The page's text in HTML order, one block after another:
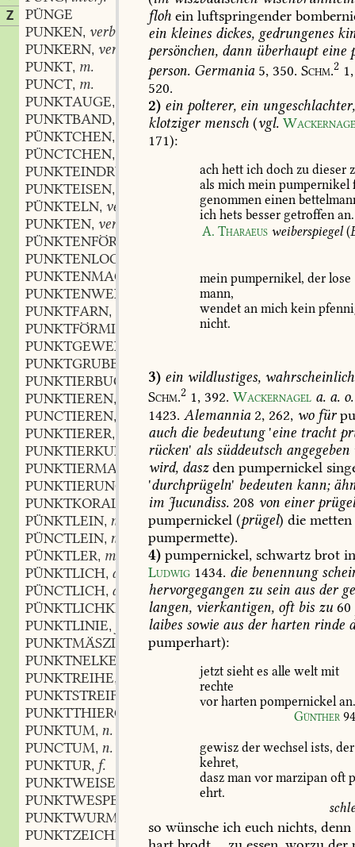
Z
PÜNGE
PUNKEN, verb.
PUNKERN, verb.
PUNKT, m.
PUNCT, m.
PUNKTAUGE,
PUNKTBAND,
PÜNKTCHEN,
PÜNCTCHEN,
PUNKTEINDRUCK
PUNKTEISEN,
PÜNKTELN, verb.
PUNKTEN, verb.
PÜNKTENFÖRMIG
PUNKTENLOCH
PUNKTENMACHER
PUNKTENWEISE
PUNKTFARN,
PUNKTFÖRMIG
PUNKTGEWEBE
PUNKTGRUBE
PUNKTIERBUCH
n.
PUNKTIEREN,
verb.
PUNCTIEREN,
PUNKTIERER,
PUNKTIERKUNST
n.
PUNKTIERMANIER,f.
PUNKTIERUNG
PUNKTKORALLE
PÜNKTLEIN, n.
PÜNCTLEIN, n.
PÜNKTLER, m.
PÜNKTLICH, adj. und adv.
PÜNCTLICH, adj. und adv.
PÜNKTLICHKEIT
f.
PUNKTLINIE,
PUNKTMÄSZIG
PUNKTNELKE
PUNKTREIHE,
PUNKTSTREIF
PUNKTTHIERCHEN
PUNKTUM, n.
PUNCTUM, n.
PUNKTUR, f.
PUNKTWEISE
PUNKTWESPE
PUNKTWURM
PUNKTZEICHEN
n.
floh ein luftspringender
ein kleines dickes, gedrungenes
persönchen, dann überhaupteine
person. Germania5, 350. Schm.2 1,
520.
2) ein polterer, ein ungeschlachter,
klotzigermensch (vgl.
171):
ach hett ich doch zu dieser
als mich mein pumpernikel
genommen einen
ich hets besser getroffen an.
A. Tharaeus weiberspiegel (
mein pumpernikel, der lose
mann,
wendet an mich kein
nicht.
3) ein wildlustiges, wahrscheinlich
Schm.2 1, 392. Wackernagel a. a. o.
1423. Alemannia2, 262, wofür
auch die bedeutung'eine tracht
rücken' als süddeutsch angegeben
wird, daszden pumpernickel
'durchprügeln' bedeuten kann;
im Jucundiss. 208 von einer
pumpernickel (prügel) die metten
pumpermette).
4) pumpernickel, schwartz brot
Ludwig 1434. die benennung
hervorgegangen zu sein aus der
langen, vierkantigen, oftbis zu 60
laibes sowie aus derharten rinde
pumperhart):
jetzt sieht es alle welt mit
rechte
vor harten pompernickel
Günther
gewisz der wechselists, der
kehret,
dasz man vor marzipan oft
ehrt.
so wünsche ich euch nichts, denn